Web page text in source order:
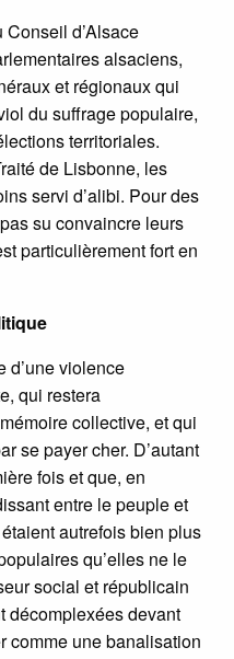
d’Alsace
alsaciens,
et régionaux qui
du suffrage populaire,
territoriales.
de Lisbonne, les
servi d’alibi. Pour des
su convaincre leurs
particulièrement fort en
d’une violence
qui restera
collective, et qui
se payer cher. D’autant
fois et que, en
entre le peuple et
autrefois bien plus
qu’elles ne le
social et républicain
décomplexées devant
comme une banalisation